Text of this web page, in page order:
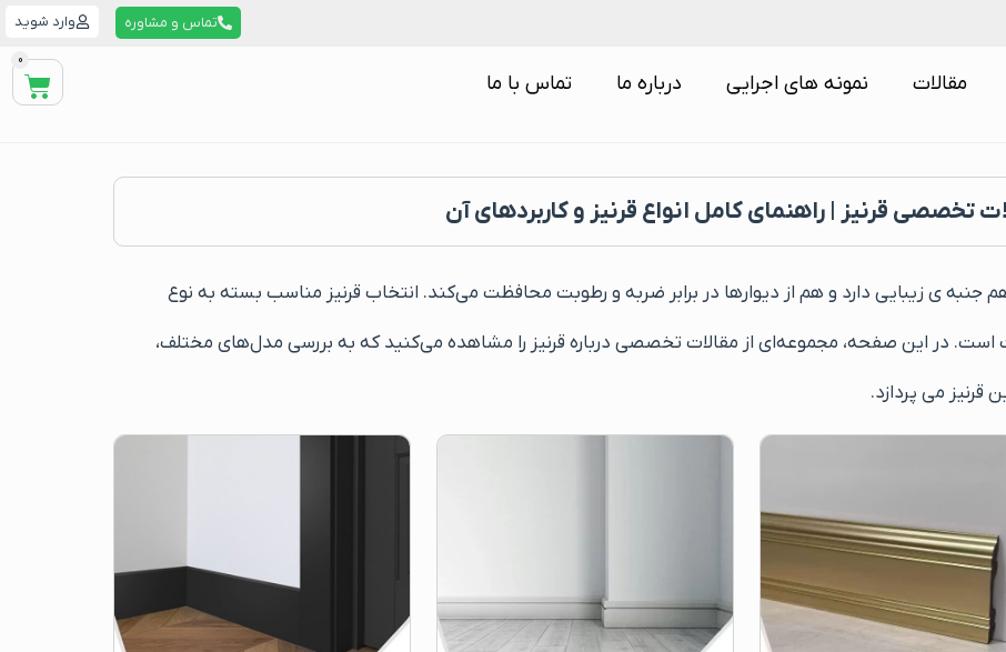
تماس و مشاوره وارد شوید
مقالات نمونه های اجرایی درباره ما تماس با ما
0
تخصصی قرنیز | راهنمای کامل انواع قرنیز و کاربردهای آن
جنبه‌ ی زیبایی دارد و هم از دیوارها در برابر ضربه و رطوبت محافظت می‌کند. انتخاب قرنیز مناسب بسته به نوع
در این صفحه، مجموعه‌ای از مقالات تخصصی درباره قرنیز را مشاهده می‌کنید که به بررسی مدل‌های مختلف،
می‌ پردازد.